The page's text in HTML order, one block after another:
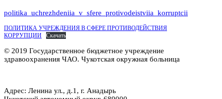
politika_uchrezhdeniia_v_sfere_protivodeistviia_korruptcii
ПОЛИТИКА УЧРЕЖДЕНИЯ В СФЕРЕ ПРОТИВОДЕЙСТВИЯ
КОРРУПЦИИ
Скачать
© 2019 Государственное бюджетное учреждение
здравоохранения ЧАО. Чукотская окружная больница
Адрес: Ленина ул., д.1, г. Анадырь